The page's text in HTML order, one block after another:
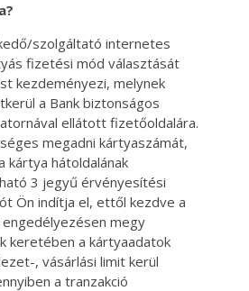
szolgáltató internetes
fizetési mód választását
kezdeményezi, melynek
a Bank biztonságos
ellátott fizetőoldalára.
megadni kártyaszámát,
kártya hátoldalának
3 jegyű érvényesítési
Ön indítja el, ettől kezdve a
megy
keretében a kártyaadatok
, vásárlási limit kerül
a tranzakció